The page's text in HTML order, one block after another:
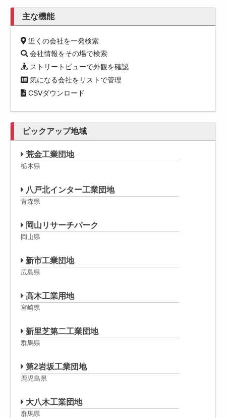
主な機能
近くの会社を一発検索
会社情報をその場で検索
ストリートビューで外観を確認
気になる会社をリストで管理
CSVダウンロード
ピックアップ地域
荒金工業団地
栃木県
八戸北インター工業団地
青森県
岡山リサーチパーク
岡山県
新市工業団地
広島県
高木工業用地
宮崎県
新里芝第二工業団地
群馬県
第2岩坂工業団地
鹿児島県
大八木工業団地
群馬県